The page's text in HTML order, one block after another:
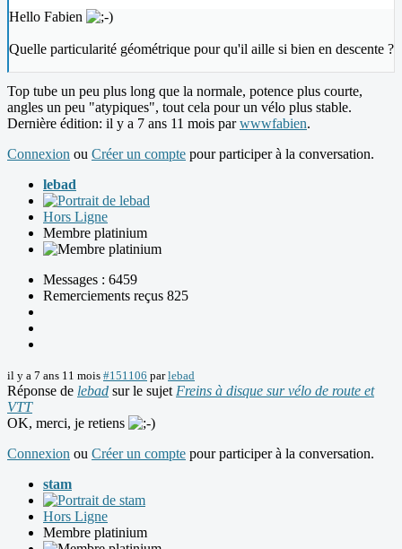
Hello Fabien
Quelle particularité géométrique pour qu'il aille si bien en descente ?
Top tube un peu plus long que la normale, potence plus courte,
angles un peu "atypiques", tout cela pour un vélo plus stable.
Dernière édition: il y a 7 ans 11 mois parwwwfabien.
Connexion ou Créer un compte pour participer à la conversation.
lebad
Hors Ligne
Membre platinium
Messages : 6459
Remerciements reçus 825
il y a 7 ans 11 mois #151106 parlebad
Réponse de lebad sur le sujet Freins à disque sur vélo de route et
VTT
OK, merci, je retiens
Connexion ou Créer un compte pour participer à la conversation.
stam
Hors Ligne
Membre platinium